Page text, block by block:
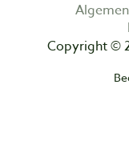
Copyright ©